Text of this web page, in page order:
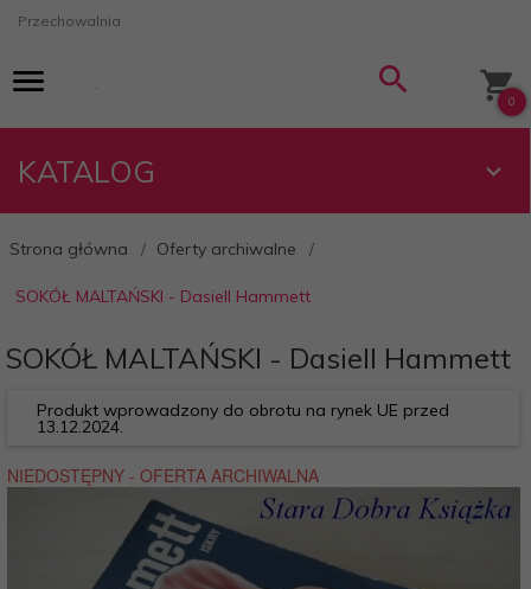
Przechowalnia
0
KATALOG
Strona główna Oferty archiwalne
SOKÓŁ MALTAŃSKI - Dasiell Hammett
SOKÓŁ MALTAŃSKI - Dasiell Hammett
Produkt wprowadzony do obrotu na rynek UE przed
13.12.2024.